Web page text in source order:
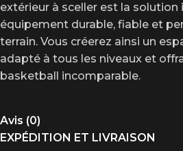
extérieur à sceller est la solution
équipement durable, fiable et
terrain. Vous créerez ainsi un
adapté à tous les niveaux et
basketball incomparable.
Avis (0)
EXPÉDITION ET LIVRAISON